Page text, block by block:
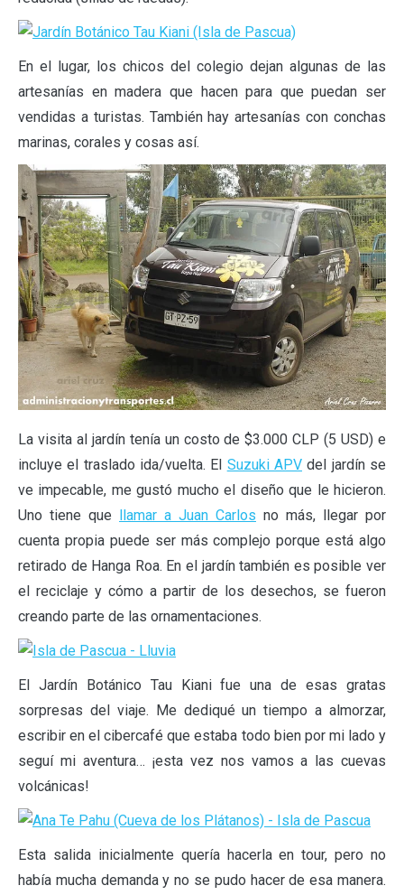
En el lugar, los chicos del colegio dejan algunas de las
artesanías en madera que hacen para que puedan ser
vendidas a turistas. También hay artesanías con conchas
marinas, corales y cosas así.
La visita al jardín tenía un costo de $3.000 CLP (5 USD) e
incluye el traslado ida/vuelta. El Suzuki APV del jardín se
ve impecable, me gustó mucho el diseño que le hicieron.
Uno tiene que llamar a Juan Carlos no más, llegar por
cuenta propia puede ser más complejo porque está algo
retirado de Hanga Roa. En el jardín también es posible ver
el reciclaje y cómo a partir de los desechos, se fueron
creando parte de las ornamentaciones.
El Jardín Botánico Tau Kiani fue una de esas gratas
sorpresas del viaje. Me dediqué un tiempo a almorzar,
escribir en el cibercafé que estaba todo bien por mi lado y
seguí mi aventura… ¡esta vez nos vamos a las cuevas
volcánicas!
Esta salida inicialmente quería hacerla en tour, pero no
había mucha demanda y no se pudo hacer de esa manera.